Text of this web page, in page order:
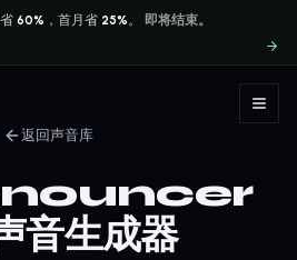
省60% ，首月省 25%。 即将结束。
返回声音库
生成器